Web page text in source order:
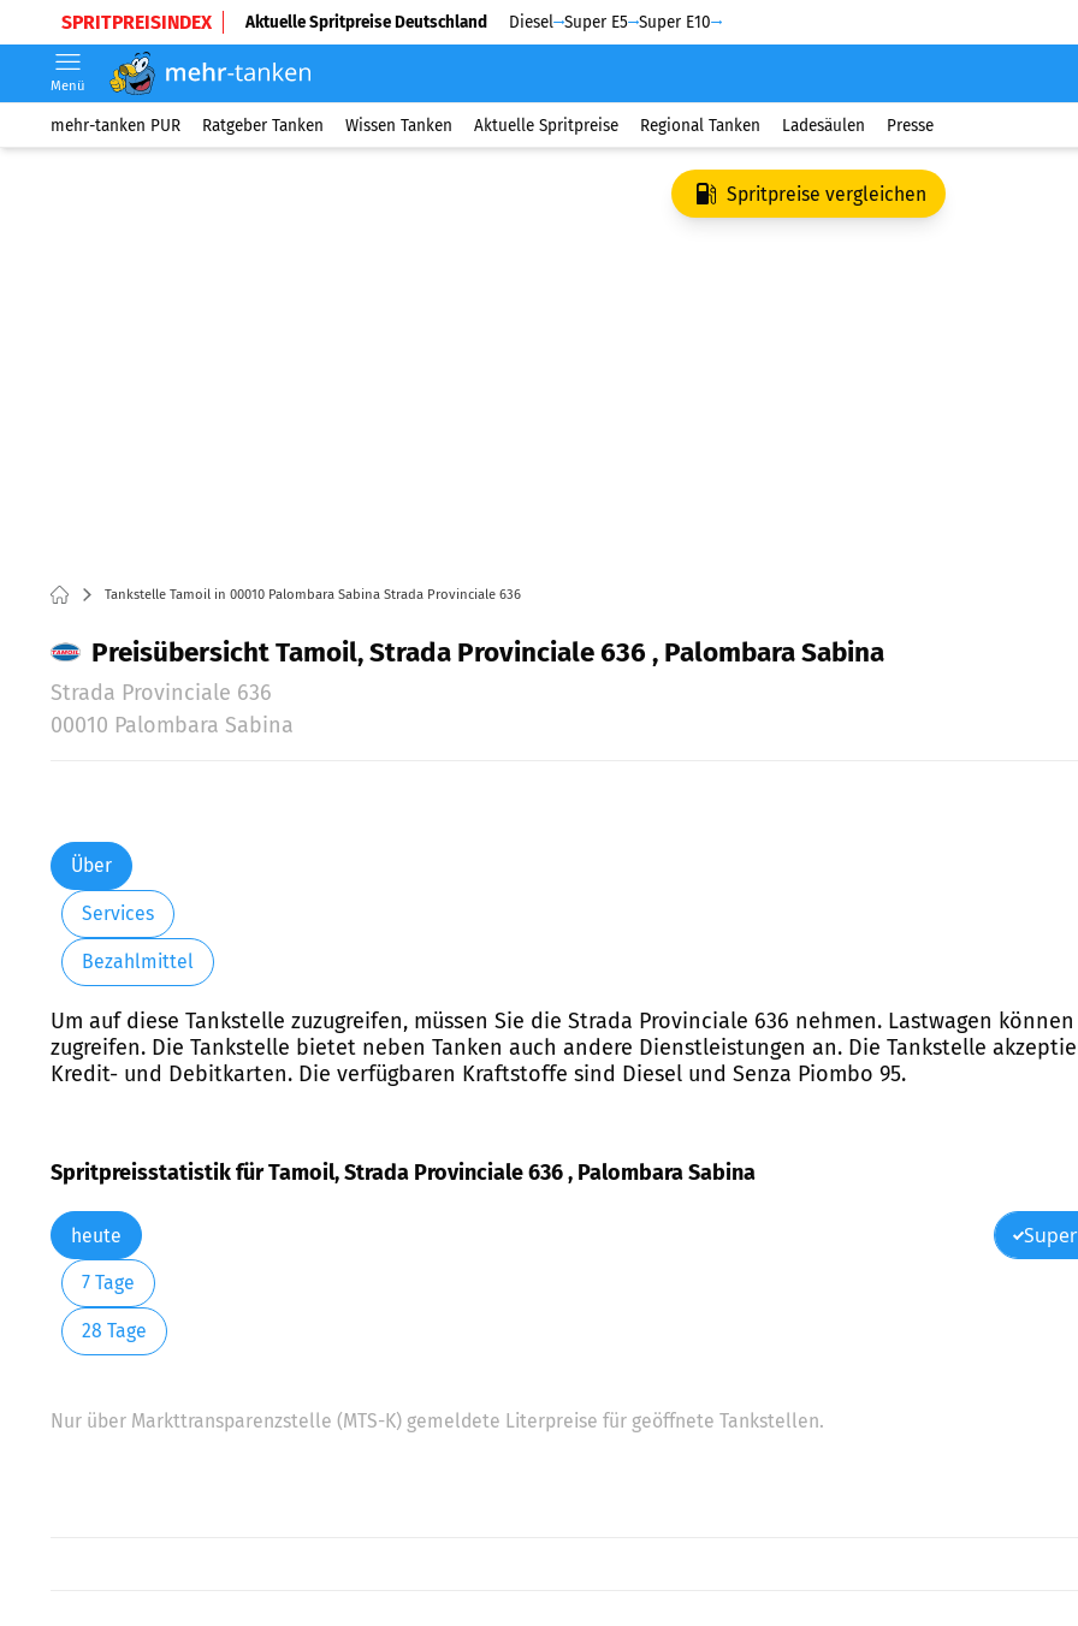
SPRITPREISINDEX Aktuelle Spritpreise Deutschland Diesel Super E5 Super E10
Menü
mehr-tanken PUR Ratgeber Tanken Wissen Tanken Aktuelle Spritpreise Regional Tanken Ladesäulen Presse
Spritpreise vergleichen
Tankstelle Tamoil in 00010 Palombara Sabina Strada Provinciale 636
Preisübersicht Tamoil, Strada Provinciale 636 , Palombara Sabina
Strada Provinciale 636
00010 Palombara Sabina
Über
Services
Bezahlmittel
Um auf diese Tankstelle zuzugreifen, müssen Sie die Strada Provinciale 636 nehmen. Lastwagen
zugreifen. Die Tankstelle bietet neben Tanken auch andere Dienstleistungen an. Die Tankstelle
Kredit- und Debitkarten. Die verfügbaren Kraftstoffe sind Diesel und Senza Piombo 95.
Spritpreisstatistik für Tamoil, Strada Provinciale 636 , Palombara Sabina
heute
7 Tage
28 Tage
Nur über Markttransparenzstelle (MTS-K) gemeldete Literpreise für geöffnete Tankstellen.